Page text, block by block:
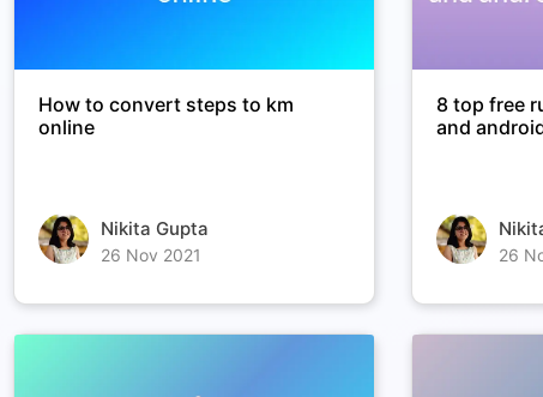
How to convert steps to km
online
Nikita Gupta
26 Nov 2021
8 top free
and
26